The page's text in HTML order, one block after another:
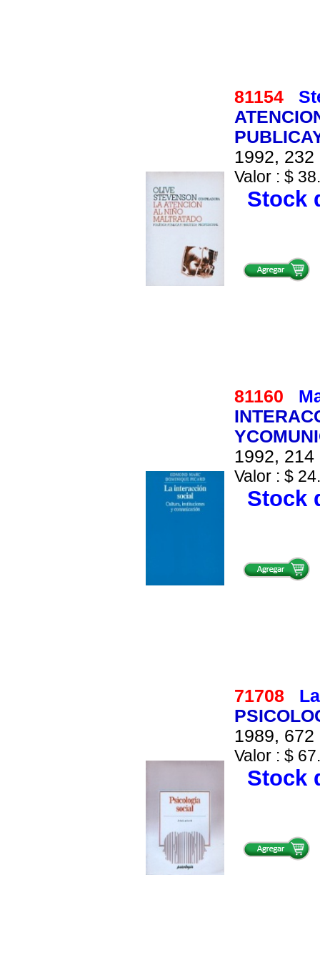
81154
1992,
Valor : $
Stock
81160
1992,
Valor : $
Stock
71708
1989,
Valor : $
Stock